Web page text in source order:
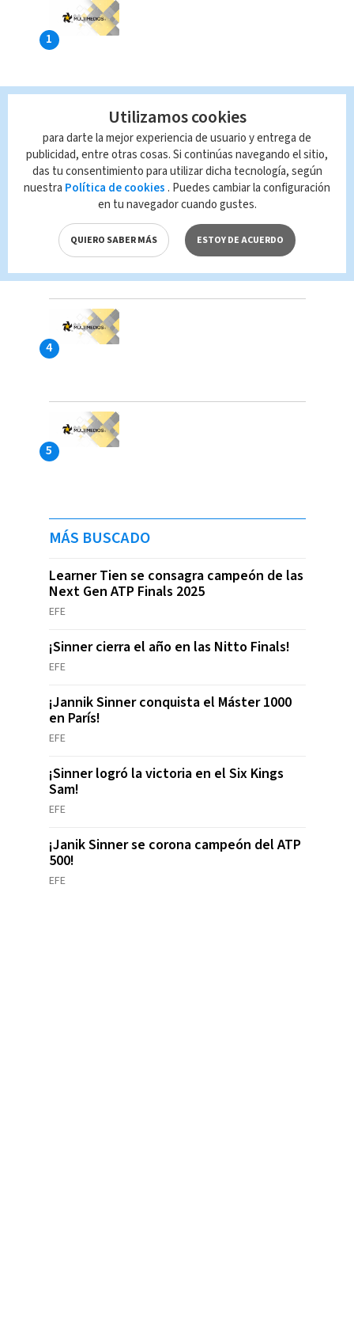
MÁS BUSCADO
Learner Tien se consagra campeón de las
Next Gen ATP Finals 2025
EFE
¡Sinner cierra el año en las Nitto Finals!
EFE
¡Jannik Sinner conquista el Máster 1000
en París!
EFE
¡Sinner logró la victoria en el Six Kings
Sam!
EFE
¡Janik Sinner se corona campeón del ATP
500!
EFE
Utilizamos cookies
para darte la mejor experiencia de usuario y entrega de
publicidad, entre otras cosas. Si continúas navegando el sitio,
das tu consentimiento para utilizar dicha tecnología, según
nuestra Política de cookies . Puedes cambiar la configuración
en tu navegador cuando gustes.
QUIERO SABER MÁS ESTOY DE ACUERDO